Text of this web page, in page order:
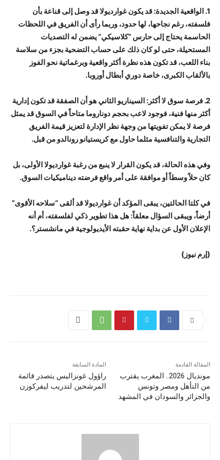
1. الواقعية الجديدة: قد يكون غوارديولا قد وصل إلى قناعة بأن
فلسفته، رغم نجاحها، لها حدود، وربما رأى أن الفريق في اللحظات
الحاسمة يحتاج إلى حارس “كلاسيكي” يضمن له التصديات
المستحيلة، حتى لو كان ذلك على حساب التضحية بجزء من سلاسة
بناء اللعب، قد تكون هذه نظرة أكثر واقعية وبرغماتية نحو الفوز
بالألقاب الكبرى، خاصة دوري أبطال أوروبا.
2. فرصة سوق لا أكثر: السيناريو الثاني هو أن الصفقة قد تكون إدارية
أكثر منها فنية، فوجود لاعب بحجم دوناروما متاحاً في السوق قد يمثل
فرصة لا يمكن تفويتها من وجهة نظر الإدارة لتعزيز قيمة الفريق
التجارية والتنافسية مثلما حاول مع كريستيانو رونالدو من قبل.
وفي هذه الحالة، قد يكون القرار لا ينبع من رغبة غوارديولا الأولى، بل
كان حلاً وسطاً أو موافقة على أمر واقع فرضته ديناميكيات السوق.
في كلتا الحالتين، يبقى المؤكد أن غوارديولا قد ألقى “سلاحه الأقوى”
أرضاً، ويبقى السؤال معلقاً: هل هذا تطوير ذكي لفلسفته، أم أنه
الإعلان الأول عن بداية نهاية حقبته الأيديولوجية في مانشستر؟.
(إرم نيوز)
المادة السابقة
راؤول غونزاليس يتصدر قائمة
المرشحين لتدريب ليفركوزن
المقالة القادمة
مونديال 2026.. المغرب يقترب
من التأهل ومصر وتونس
والجزائر والسودان في المشهد